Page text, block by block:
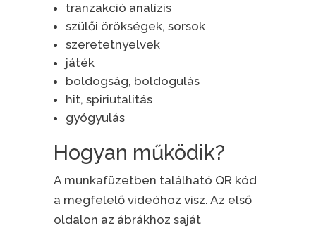
tranzakció analízis
szülői örökségek, sorsok
szeretetnyelvek
játék
boldogság, boldogulás
hit, spiriutalitás
gyógyulás
Hogyan működik?
A munkafüzetben található QR kód
a megfelelő videóhoz visz. Az első
oldalon az ábrákhoz saját